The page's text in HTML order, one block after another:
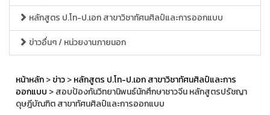
หลักสูตร ป.โท-ป.เอก สาขาวิชาทัศนศิลป์และการออกแบบ
ข่าวอื่นๆ / หน่วยงานภายนอก
หน้าหลัก>ข่าว>หลักสูตร ป.โท-ป.เอก สาขาวิชาทัศนศิลป์และการ
ออกแบบ > สอบป้องกันวิทยานิพนธ์นักศึกษาชาวจีน หลักสูตรปรัชญา
ดุษฎีบัณฑิต สาขาทัศนศิลป์และการออกแบบ